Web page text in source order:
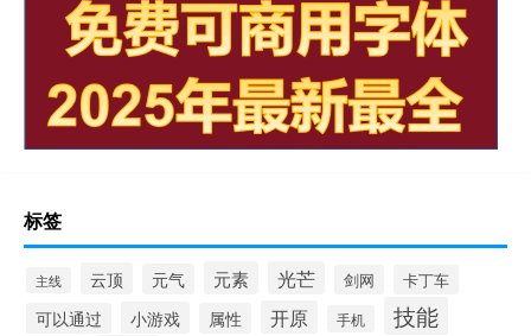
标签
主线 云顶 元气 元素 光芒 剑网 卡丁车
可以通过 小游戏 属性 开原 手机 技能